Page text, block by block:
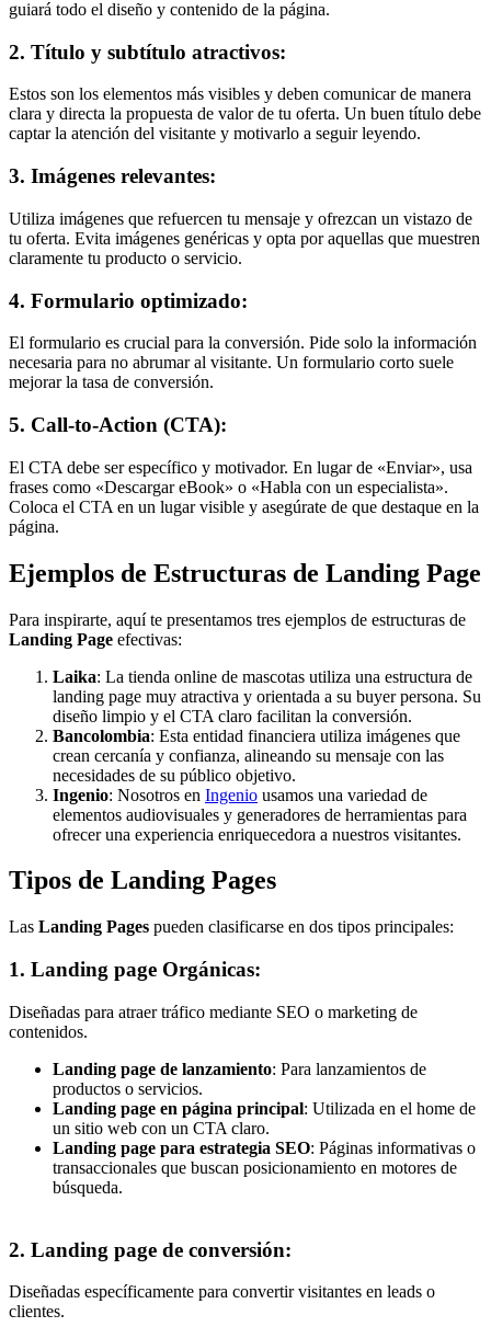
guiará todo el diseño y contenido de la página.
2. Título y subtítulo atractivos:
Estos son los elementos más visibles y deben comunicar de manera
clara y directa la propuesta de valor de tu oferta. Un buen título debe
captar la atención del visitante y motivarlo a seguir leyendo.
3. Imágenes relevantes:
Utiliza imágenes que refuercen tu mensaje y ofrezcan un vistazo de
tu oferta. Evita imágenes genéricas y opta por aquellas que muestren
claramente tu producto o servicio.
4. Formulario optimizado:
El formulario es crucial para la conversión. Pide solo la información
necesaria para no abrumar al visitante. Un formulario corto suele
mejorar la tasa de conversión.
5. Call-to-Action (CTA):
El CTA debe ser específico y motivador. En lugar de «Enviar», usa
frases como «Descargar eBook» o «Habla con un especialista».
Coloca el CTA en un lugar visible y asegúrate de que destaque en la
página.
Ejemplos de Estructuras de Landing Page
Para inspirarte, aquí te presentamos tres ejemplos de estructuras de
Landing Page efectivas:
Laika: La tienda online de mascotas utiliza una estructura de
landing page muy atractiva y orientada a su buyer persona. Su
diseño limpio y el CTA claro facilitan la conversión.
Bancolombia: Esta entidad financiera utiliza imágenes que
crean cercanía y confianza, alineando su mensaje con las
necesidades de su público objetivo.
Ingenio: Nosotros en Ingenio usamos una variedad de
elementos audiovisuales y generadores de herramientas para
ofrecer una experiencia enriquecedora a nuestros visitantes.
Tipos de Landing Pages
Las Landing Pages pueden clasificarse en dos tipos principales:
1. Landing page Orgánicas:
Diseñadas para atraer tráfico mediante SEO o marketing de
contenidos.
Landing page de lanzamiento: Para lanzamientos de
productos o servicios.
Landing page en página principal: Utilizada en el home de
un sitio web con un CTA claro.
Landing page para estrategia SEO: Páginas informativas o
transaccionales que buscan posicionamiento en motores de
búsqueda.
2. Landing page de conversión:
Diseñadas específicamente para convertir visitantes en leads o
clientes.